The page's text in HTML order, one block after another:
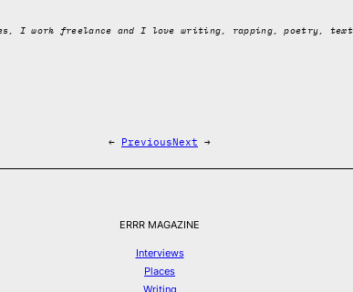
I work freelance and I love writing, rapping, poetry,
← PreviousNext →
ERRR MAGAZINE
Interviews
Places
Writing